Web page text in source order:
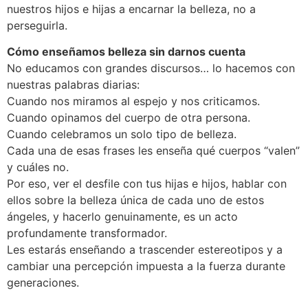
nuestros hijos e hijas a encarnar la belleza, no a
perseguirla.
Cómo enseñamos belleza sin darnos cuenta
No educamos con grandes discursos… lo hacemos con
nuestras palabras diarias:
Cuando nos miramos al espejo y nos criticamos.
Cuando opinamos del cuerpo de otra persona.
Cuando celebramos un solo tipo de belleza.
Cada una de esas frases les enseña qué cuerpos “valen”
y cuáles no.
Por eso, ver el desfile con tus hijas e hijos, hablar con
ellos sobre la belleza única de cada uno de estos
ángeles, y hacerlo genuinamente, es un acto
profundamente transformador.
Les estarás enseñando a trascender estereotipos y a
cambiar una percepción impuesta a la fuerza durante
generaciones.